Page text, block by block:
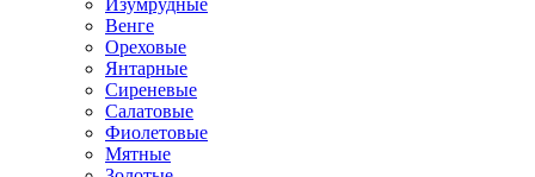
Изумрудные
Венге
Ореховые
Янтарные
Сиреневые
Салатовые
Фиолетовые
Мятные